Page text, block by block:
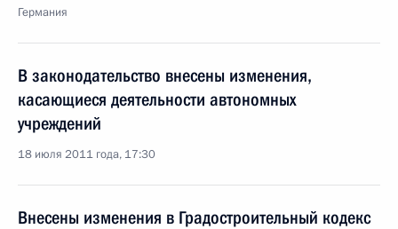
Германия
В законодательство внесены изменения,
касающиеся деятельности автономных
учреждений
18 июля 2011 года, 17:30
Внесены изменения в Градостроительный кодекс